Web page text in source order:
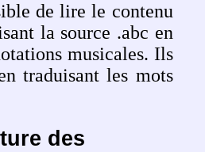
de lire le contenu
la source .abc en
musicales. Ils
traduisant les mots
des